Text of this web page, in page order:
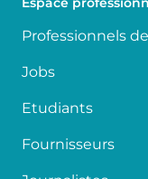
Professionnels
Jobs
Etudiants
Fournisseurs